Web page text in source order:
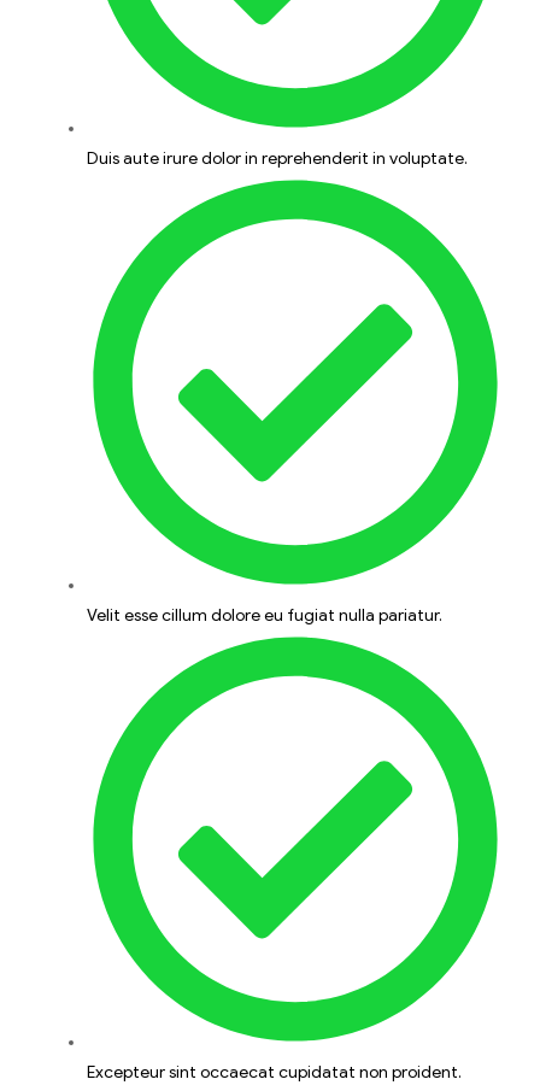
Duis aute irure dolor in reprehenderit in voluptate.
Velit esse cillum dolore eu fugiat nulla pariatur.
Excepteur sint occaecat cupidatat non proident.